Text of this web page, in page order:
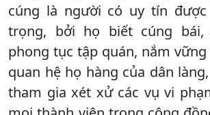
cúng là người có uy tín
trọng, bởi họ biết cúng bái,
phong tục tập quán, nắm
quan hệ họ hàng của dân
tham gia xét xử các vụ vi